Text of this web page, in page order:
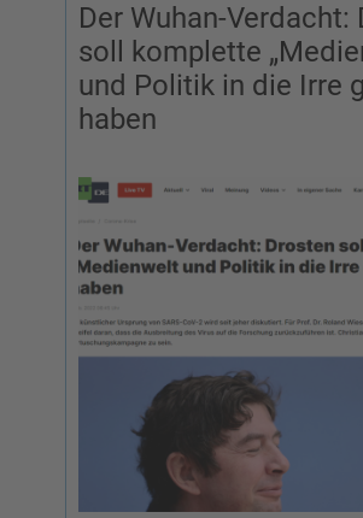
Der Wuhan-Verdacht:
soll komplette
und Politik in die Irre
haben